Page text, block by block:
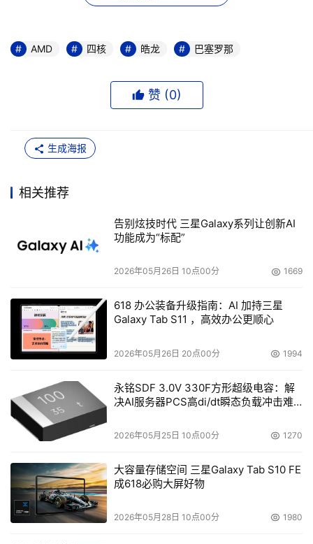
立双通道技术能让每个核心的内存控制器获得另外的10%左
宽、指令获取带宽、数据缓存带宽、L2/北桥带宽等都是现
大量科学计算带来的浮点运算可以更快完成。
当，等于每个核心的功耗降低了一半。同时，由于巴塞罗那
采用功耗较低的DDR2内存，因此在那些需要大容量内存的
在进行 SPECfp_2000_rates测试时，1GB DDR2内存功耗
是4．62W，而竞争产品所采用的1GB FB-DIMM内存功耗
是12．65W；更重要的是，在服务器处于空闲阶段，前者
的功耗只有1．79W，而后者的功耗却高达10．42W，而且
这一优势还将随着内存规模的扩大呈线性增加。据悉，在两
路平台上，基于巴塞罗那的服务器系统较之基于其他处理器
的服务器系统，最高能节省41%的电力成本。
对于需要刀片服务器、虚拟化技术以及高密度计算的网游行
那通过增强的PowerNow！、CoolCore和双重动态电源管
理等技术实现了极为精确的功耗控制，从而实现了CPU核心
从2颗增加为4颗，但功耗不增加，性能却大幅提升。
在虚拟化方面，AMD的快速虚拟化索引技术（Rapid
Virtualization Indexing）能够让CPU直接完成虚拟地址转
换，而无需通过传统的Hypervisor层，从而进一步提升虚
拟化的性能。据测算，在双核和4核平台上，是否采用RVI
AMD 四核 皓龙 巴塞罗那
赞 (0)
生成海报
相关推荐
告别炫技时代 三星Galaxy系列让创新AI
功能成为“标配”
2026年05月26日 10点00分 1669
618 办公装备升级指南：AI 加持三星
Galaxy Tab S11 ，高效办公更顺心
2026年05月26日 20点00分 1994
永铭SDF 3.0V 330F方形超级电容：解
决AI服务器PCS高di/dt瞬态负载冲击难
2026年05月25日 10点00分 1270
大容量存储空间 三星Galaxy Tab S10 FE
成618必购大屏好物
2026年05月28日 10点00分 1980